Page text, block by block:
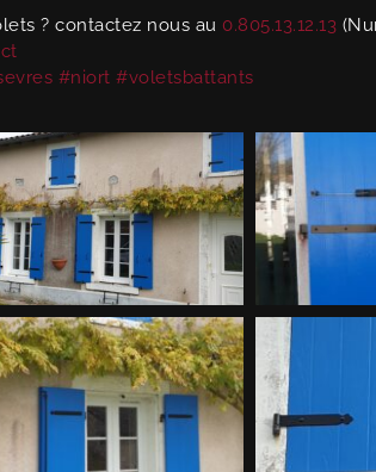
? contactez nous au 0.805.13.12.13
#niort #voletsbattants